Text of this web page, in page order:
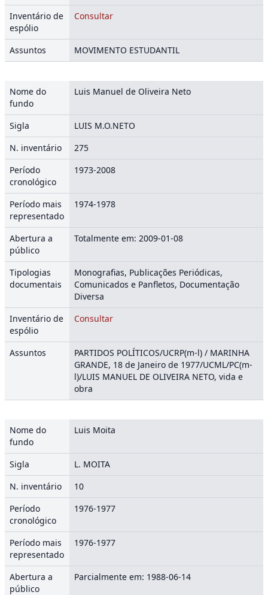
Inventário de
espólio
Consultar
Assuntos MOVIMENTO ESTUDANTIL
Nome do
fundo
Luis Manuel de Oliveira Neto
Sigla
LUIS M.O.NETO
N. inventário
275
Período
cronológico
1973-2008
Período mais
representado
1974-1978
Abertura a
público
Totalmente em: 2009-01-08
Tipologias
documentais
Monografias, Publicações Periódicas,
Comunicados e Panfletos, Documentação
Diversa
Inventário de
espólio
Consultar
Assuntos
PARTIDOS POLÍTICOS/UCRP(m-l) / MARINHA
GRANDE, 18 de Janeiro de 1977/UCML/PC(m-
l)/LUIS MANUEL DE OLIVEIRA NETO, vida e
obra
Nome do
fundo
Luis Moita
Sigla
L. MOITA
N. inventário
10
Período
cronológico
1976-1977
Período mais
representado
1976-1977
Abertura a
público
Parcialmente em: 1988-06-14